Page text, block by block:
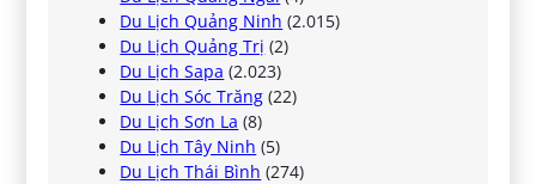
Du Lịch Quảng Ninh (2.015)
Du Lịch Quảng Trị (2)
Du Lịch Sapa (2.023)
Du Lịch Sóc Trăng (22)
Du Lịch Sơn La (8)
Du Lịch Tây Ninh (5)
Du Lịch Thái Bình (274)